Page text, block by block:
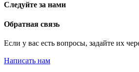
Следуйте за нами
Обратная связь
Если у вас есть вопросы, задайте их
Написать нам